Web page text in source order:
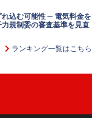
込む可能性 ─ 電気料金を
規制委の審査基準を見直
ランキング一覧はこちら